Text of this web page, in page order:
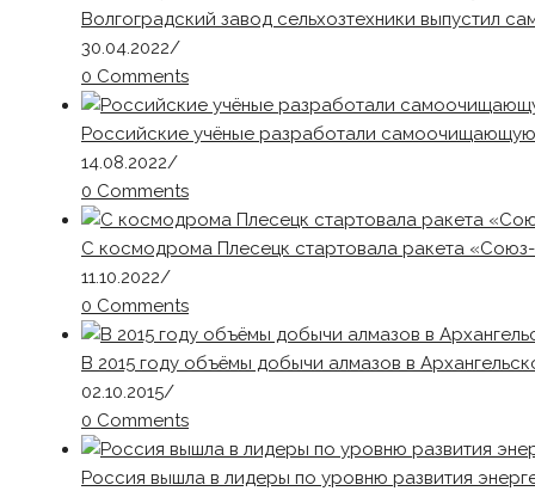
Волгоградский завод сельхозтехники выпустил
30.04.2022/
0 Comments
Российские учёные разработали
14.08.2022/
0 Comments
С космодрома Плесецк стартовала ракета
11.10.2022/
0 Comments
В 2015 году объёмы добычи алмазов в
02.10.2015/
0 Comments
Россия вышла в лидеры по уровню развития